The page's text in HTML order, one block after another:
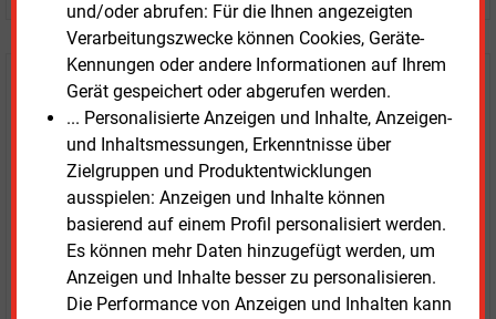
und/oder abrufen: Für die Ihnen angezeigten
Verarbeitungszwecke können Cookies, Geräte-
Kennungen oder andere Informationen auf Ihrem
Gerät gespeichert oder abgerufen werden.
... Personalisierte Anzeigen und Inhalte, Anzeigen-
und Inhaltsmessungen, Erkenntnisse über
Zielgruppen und Produktentwicklungen
ausspielen: Anzeigen und Inhalte können
basierend auf einem Profil personalisiert werden.
Es können mehr Daten hinzugefügt werden, um
Anzeigen und Inhalte besser zu personalisieren.
Die Performance von Anzeigen und Inhalten kann
Testen SieE&M
kostenlos und
unverbindlich
Zwei Wochen kostenfreier Zugang
Zugang auf stündlich aktualisierte Nachrichten mit
Prognose- und Marktdaten
+ einmal täglich E&M daily
+ zwei Ausgaben der Zeitung E&M
ohne automatische Verlängerung